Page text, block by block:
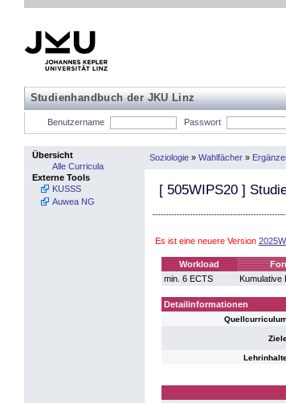
Studienhandbuch der JKU Linz
Benutzername Passwort
Übersicht
Alle Curricula
Externe Tools
KUSSS
Auwea NG
Soziologie » Wahlfächer »
[ 505WIPS20 ]
Es ist eine neuere Version 2025W
Workload
min. 6 ECTS
Kumulative
Detailinformationen